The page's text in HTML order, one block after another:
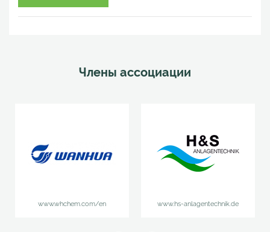
Члены ассоциации
www.whchem.com/en www.hs-anlagentechnik.de